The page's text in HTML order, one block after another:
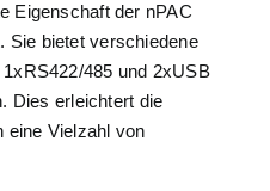
Eigenschaft der nPAC
Sie bietet verschiedene
485 und 2xUSB
Dies erleichtert die
eine Vielzahl von